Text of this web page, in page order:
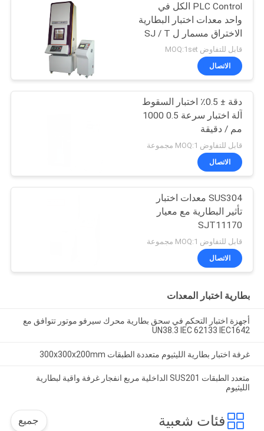
PLC Control الكل في
واحد معدات اختبار البطارية
الاختراق مسمار ل SJ / T
11170 UL 2054 ، GB /
T18287
قابل للتفاوض MOQ:1set
الاتصال
دقة ± 0.5٪ اختبار السقوط
آلة اختبار سرعة 0.5 1000
مم / دقيقة
قابل للتفاوض MOQ:1 مجموعة
الاتصال
SUS304 معدات اختبار
تأثير البطارية مع معيار
SJT11170
قابل للتفاوض MOQ:1 مجموعة
الاتصال
بطارية اختبار المعدات
أجهزة اختبار التحكم في سحق بطارية محرك سيرفو موتور تتوافق مع
UN38.3 IEC 62133 IEC1642
غرفة اختبار بطارية الليثيوم متعددة الطبقات 300x300x200mm
متعدد الطبقات SUS201 الداخلية مربع انفجار غرفة واقية لبطارية
الليثيوم
فئات شعبية جميع